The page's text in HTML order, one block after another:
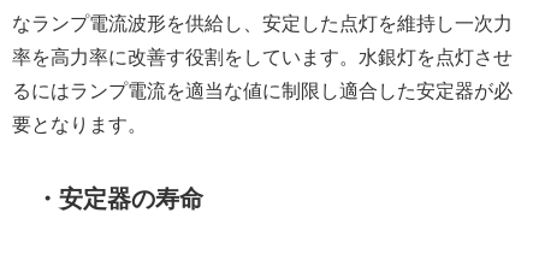
なランプ電流波形を供給し、安定した点灯を維持し一次力
率を高力率に改善す役割をしています。水銀灯を点灯させ
るにはランプ電流を適当な値に制限し適合した安定器が必
要となります。
・安定器の寿命